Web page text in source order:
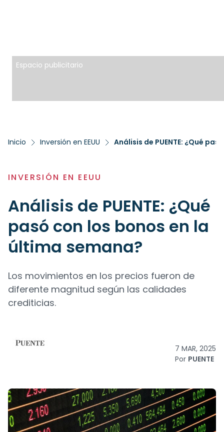
Espacio publicitario
Inicio Inversión en EEUU Análisis de PUENTE: ¿Qué
INVERSIÓN EN EEUU
Análisis de PUENTE: ¿Qué
pasó con los bonos en la
última semana?
Los movimientos en los precios fueron de
diferente magnitud según las calidades
crediticias.
7 MAR, 2025
Por PUENTE